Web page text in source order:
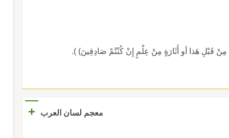
معجم لسان العرب +